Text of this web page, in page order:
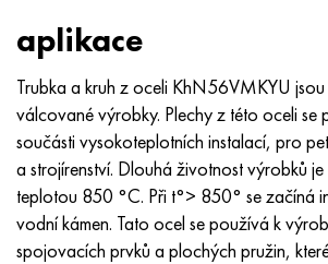
aplikace
Trubka a kruh z oceli KhN56VMKYU jsou
válcované výrobky. Plechy z této oceli se
součásti vysokoteplotních instalací, pro
a strojírenství. Dlouhá životnost výrobků je
teplotou 850 °C. Při t°> 850° se začíná
vodní kámen. Tato ocel se používá k
spojovacích prvků a plochých pružin,
Multimet n155
Nicrofer 5923 hMo
Nicrofer 6030
Nitronik 40
Nitronik 50
68NKhVKTYu
79NM, Magnifer 7904
80NM
80NMV-VI
80 NHS
XN70YU
HN75 MBTYu
XN75TBYu
XN77TYu
XN77TYUR
V 6
TS-6
14 titan
SP -17
1,4570-aisi303Cu
1.4574 - Slitina PH 15-7 Mo®
1.4580 - AISI 316Cb
1,4597 - AISI 204Cu
Slitina 28 - 1,4563
18X11MNFB
18X12VMBFR
20X12VNMF
20H3MMF
21NKMT
30hgs, 30hgs
30hgsa, 30hgsa
30hgsn2a, 30hgsna
30xn2ma, 30CrNiMo8
30хн3а, 31nicr14